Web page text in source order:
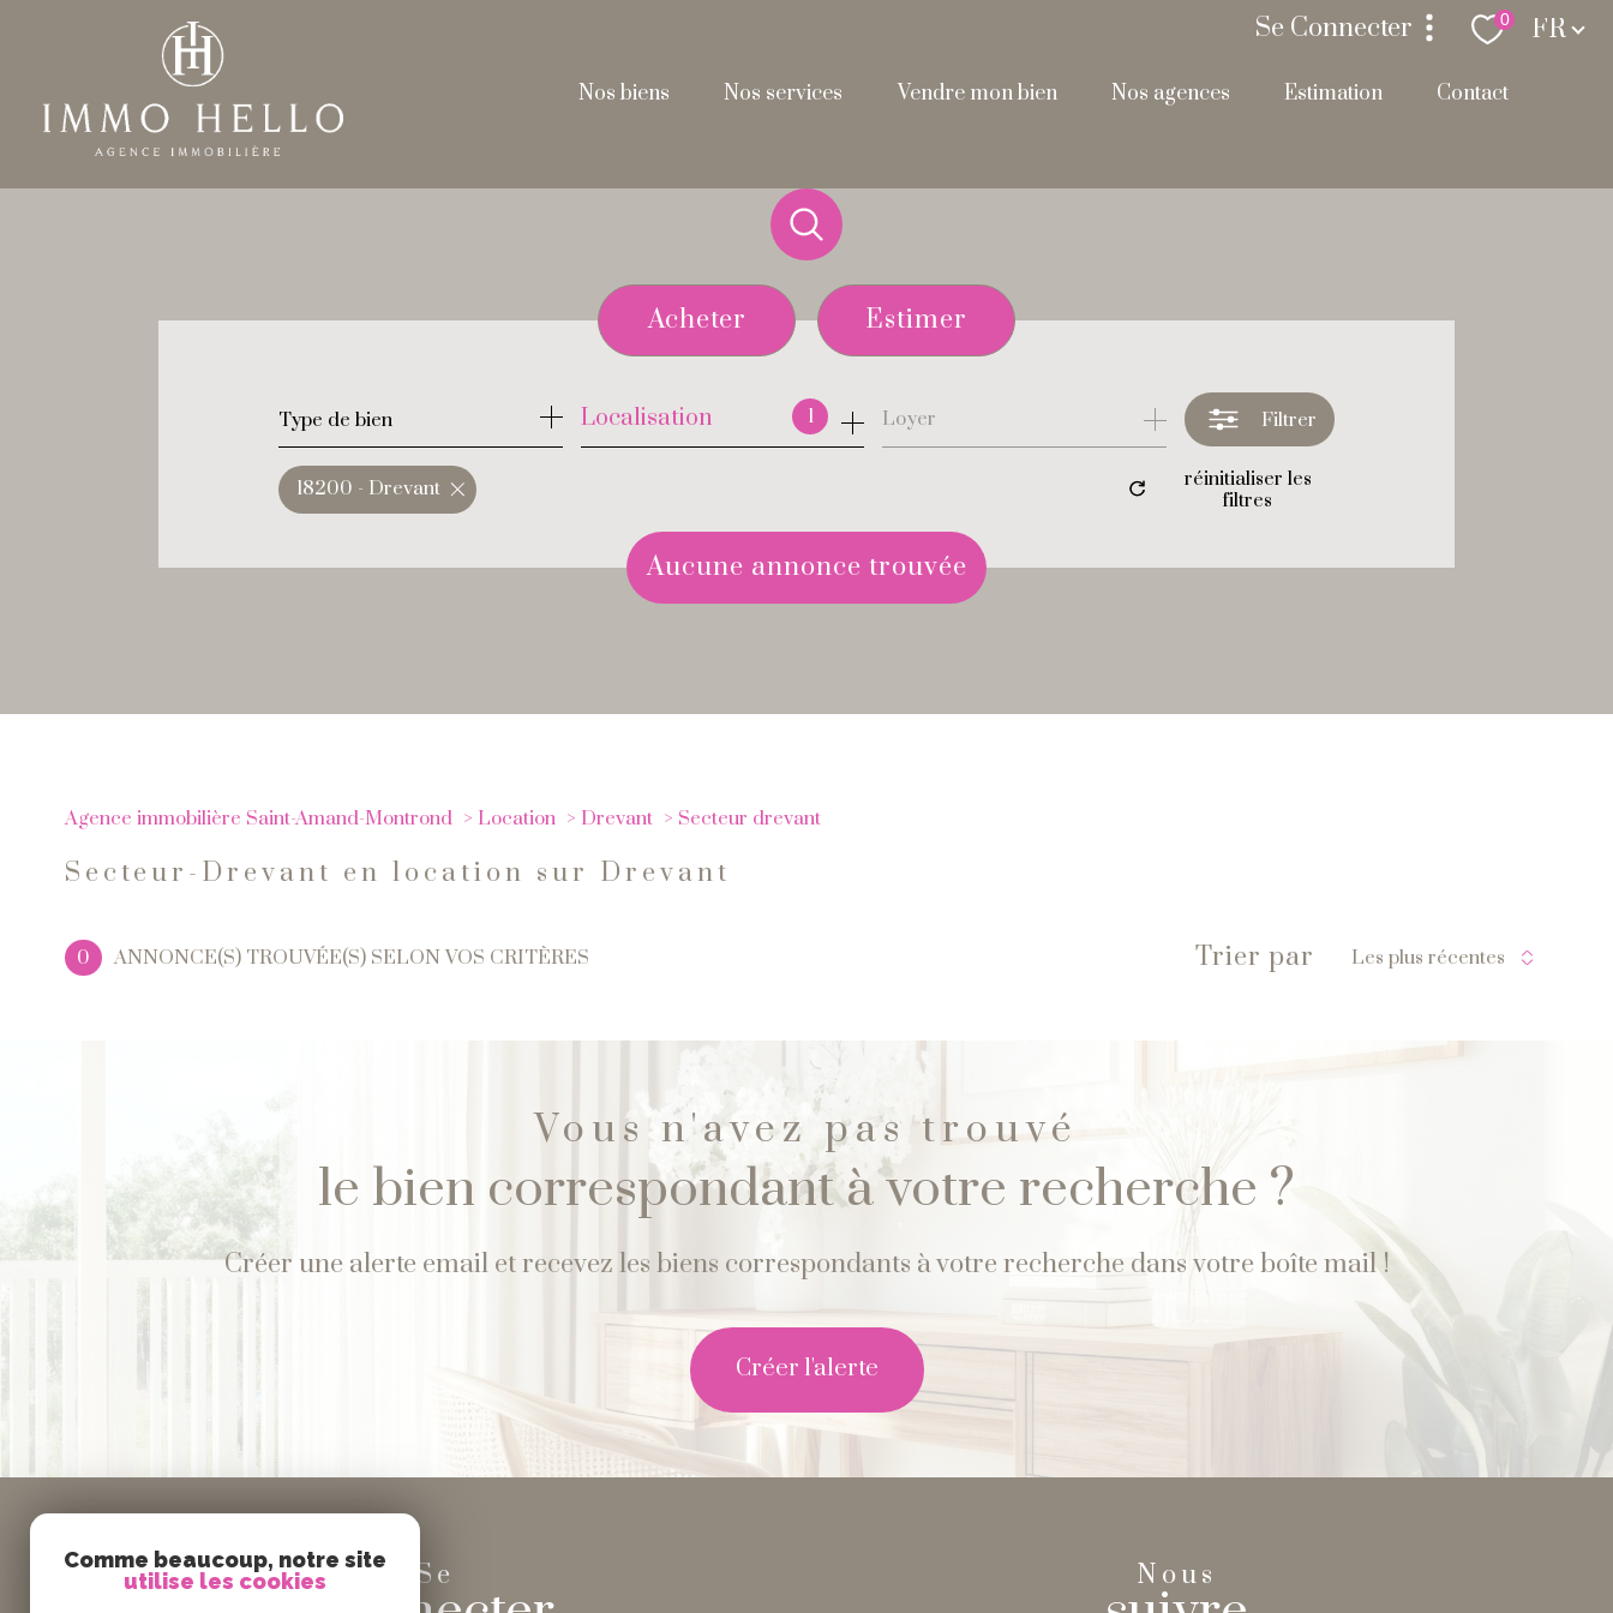
Se Connecter 0 Langue
FR
nos biens nos services vendre mon bien nos agences estimation contact
Acheter
de l'ancien
de l'immo pro
Estimer
Type de bien 1
Localisation Loyer Filtrer
aucune annonce trouvée
18200 - Drevant
réinitialiser les
filtres
Agence immobilière Saint-Amand-Montrond Location Drevant Secteur drevant
Secteur-Drevant en location sur Drevant
0 ANNONCE(S) TROUVÉE(S) SELON VOS CRITÈRES Trier par Les plus récentes
Vous n'avez pas trouvé
le bien correspondant à votre recherche ?
Créer une alerte email et recevez les biens correspondants à votre recherche dans votre boîte mail !
créer l'alerte
Se Nous
Comme beaucoup, notre site
utilise les cookies